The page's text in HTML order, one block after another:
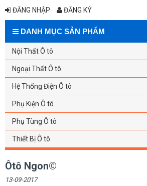
ĐĂNG NHẬP ĐĂNG KÝ
DANH MỤC SẢN PHẨM
Nội Thất Ô tô
Ngoại Thất Ô tô
Hệ Thống Điện Ô tô
Phụ Kiện Ô tô
Phụ Tùng Ô tô
Thiết Bị Ô tô
Ôtô Ngon©
13-09-2017